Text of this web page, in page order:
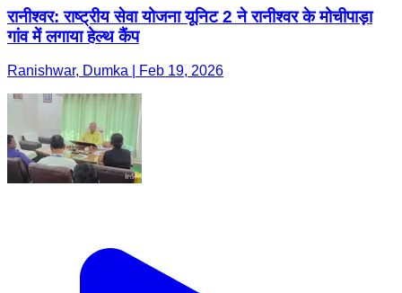
रानीश्वर: राष्ट्रीय सेवा योजना यूनिट 2 ने रानीश्वर के मोचीपाड़ा
गांव में लगाया हेल्थ कैंप
Ranishwar, Dumka | Feb 19, 2026